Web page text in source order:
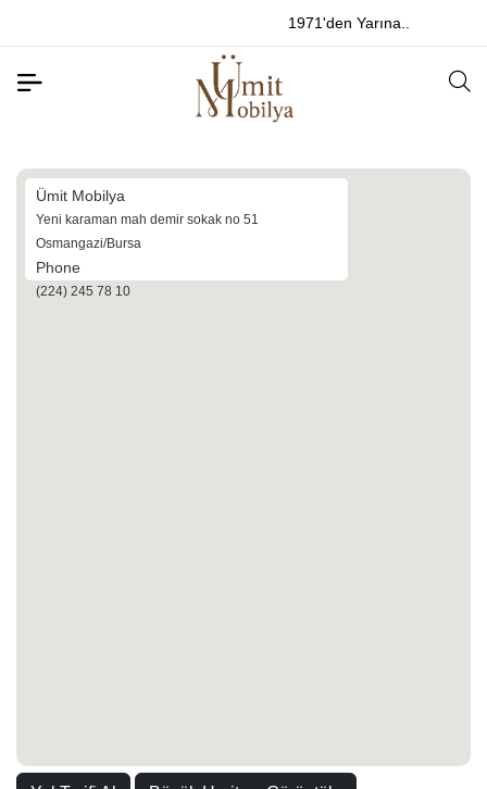
1971'den Yarına..
Ümit Mobilya
Yeni karaman mah demir sokak no 51
Osmangazi/Bursa
Phone
(224) 245 78 10